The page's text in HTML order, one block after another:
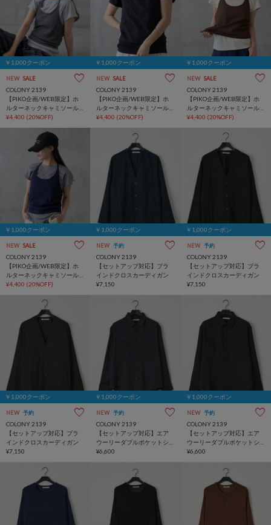
￥1,000クーポン
NEW SALE
COLONY 2139
【PIKO企画/WEB限定】ホ
ルターネックキャミソール
レイヤードTシャツ
¥4,400 (20%OFF)
￥1,000クーポン
NEW SALE
COLONY 2139
【PIKO企画/WEB限定】ホ
ルターネックキャミソール
レイヤードTシャツ
¥4,400 (20%OFF)
￥1,000クーポン
NEW SALE
COLONY 2139
【PIKO企画/WEB限定】ホ
ルターネックキャミソール
レイヤードTシャツ
¥4,400 (20%OFF)
￥1,000クーポン
NEW SALE
COLONY 2139
【PIKO企画/WEB限定】ホ
ルターネックキャミソール
レイヤードTシャツ
¥4,400 (20%OFF)
￥1,000クーポン
NEW 予約
COLONY 2139
【セットアップ対応】ブラ
インドクロスカーディガン
¥7,150
￥1,000クーポン
NEW 予約
COLONY 2139
【セットアップ対応】ブラ
インドクロスカーディガン
¥7,150
￥1,000クーポン
NEW 予約
COLONY 2139
【セットアップ対応】ブラ
インドクロスカーディガン
¥7,150
￥1,000クーポン
NEW 予約
COLONY 2139
【セットアップ対応】エア
ウーリーダブルポケットシ
ャツ
¥6,600
￥1,000クーポン
NEW 予約
COLONY 2139
【セットアップ対応】エア
ウーリーダブルポケットシ
ャツ
¥6,600